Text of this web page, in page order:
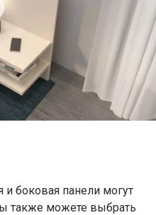
и боковая панели могут
также можете выбрать